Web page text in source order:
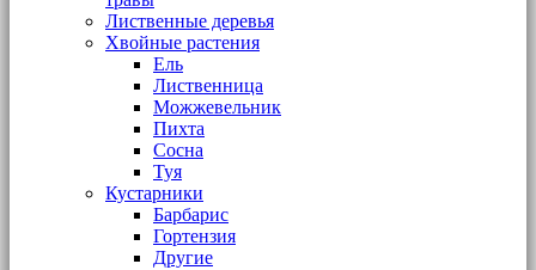
Лиственные деревья
Хвойные растения
Ель
Лиственница
Можжевельник
Пихта
Сосна
Туя
Кустарники
Барбарис
Гортензия
Другие